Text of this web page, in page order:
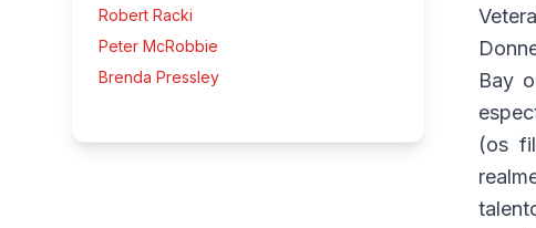
Robert Racki
Peter McRobbie
Brenda Pressley
Bay
(os